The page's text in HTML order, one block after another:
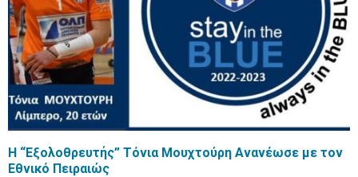
Η “Εξολοθρευτής” Τόνια Μουχτούρη Ανανέωσε με τον
Εθνικό Πειραιώς